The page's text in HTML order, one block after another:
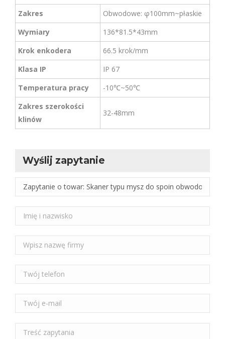
Zakres
Obwodowe: φ100mm~płaskie
Wymiary
136*81.5*43mm
Krok enkodera
66.5 krok/mm
Klasa IP
IP 67
Temperatura pracy
-10℃~50℃
Zakres szerokości
klinów
32-48mm
Wyślij zapytanie